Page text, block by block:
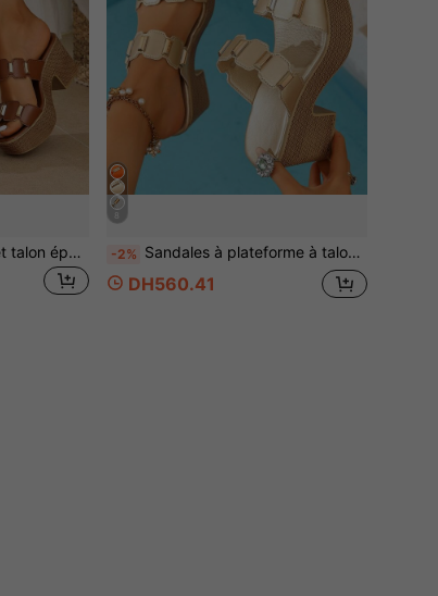
Sandales à plateforme et talon épais blanches pour femmes avec décoration de clous métalliques dorés, essentiel de vacances, bride croisée, 2026 bohème maximaliste métallique -2% Sandales à plateforme à talon épais blanches pour femmes avec décoration de clous métalliques dorés et sangles croisées, essentiel de vacances, bohème maximaliste métallique 2026
DH560.41